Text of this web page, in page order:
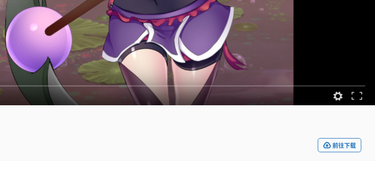
前往下载